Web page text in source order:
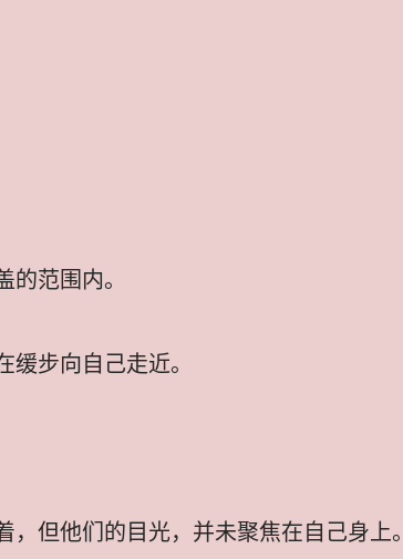
范围内。
步向自己走近。
但他们的目光，并未聚焦在自己身上。